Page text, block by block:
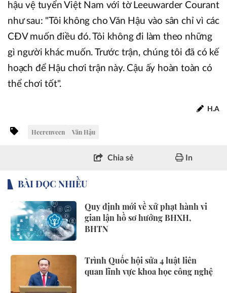
hậu vệ tuyển Việt Nam với tờ Leeuwarder Courant
như sau: "Tôi không cho Văn Hậu vào sân chỉ vì các
CĐV muốn điều đó. Tôi không đi làm theo những
gì người khác muốn. Trước trận, chúng tôi đã có kế
hoạch để Hậu chơi trận này. Cậu ấy hoàn toàn có
thể chơi tốt".
H.A
Heerenveen Văn Hậu
Chia sẻ In
BÀI ĐỌC NHIỀU
Quy định mới về xử phạt hành vi
gian lận hồ sơ hưởng BHXH,
BHTN
Trình Quốc hội sửa 4 luật liên
quan lĩnh vực khoa học công nghệ